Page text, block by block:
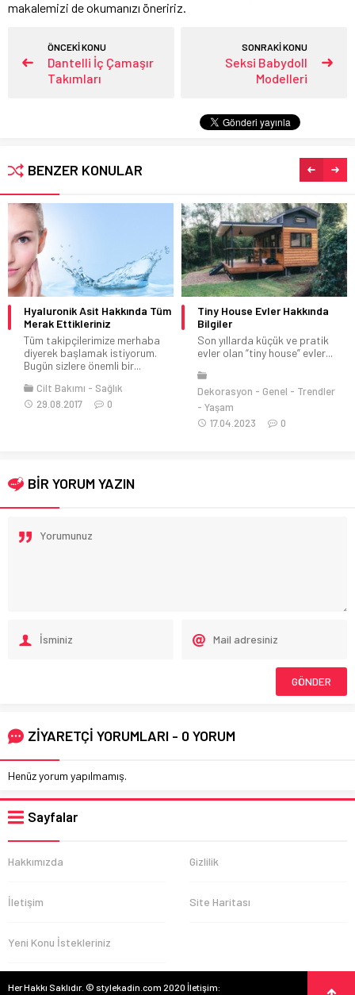
makalemizi de okumanızı öneririz.
ÖNCEKİ KONU
Dantelli İç Çamaşır
Takımları
SONRAKİ KONU
Seksi Babydoll
Modelleri
BENZER KONULAR
Hyaluronik Asit Hakkında Tüm
Merak Ettikleriniz
Tüm takipçilerimize merhaba
diyerek başlamak istiyorum.
Bugün sizlere önemli bir...
Cilt Bakımı
Sağlık
29.08.2017
0
Tiny House Evler Hakkında
Bilgiler
Son yıllarda küçük ve pratik
evler olan “tiny house” evler...
Dekorasyon Genel
Trendler
Yaşam
17.04.2023
0
BİR YORUM YAZIN
ZİYARETÇİ YORUMLARI - 0 YORUM
Henüz yorum yapılmamış.
Sayfalar
Hakkımızda Gizlilik
İletişim Site Haritası
Yeni Konu İstekleriniz
Her Hakkı Saklıdır. © stylekadin.com 2020 İletişim: